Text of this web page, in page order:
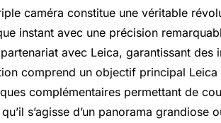
caméra constitue une véritable
instant avec une précision
avec Leica, garantissant des
comprend un objectif principal Leica
complémentaires permettant de
s’agisse d’un panorama grandiose